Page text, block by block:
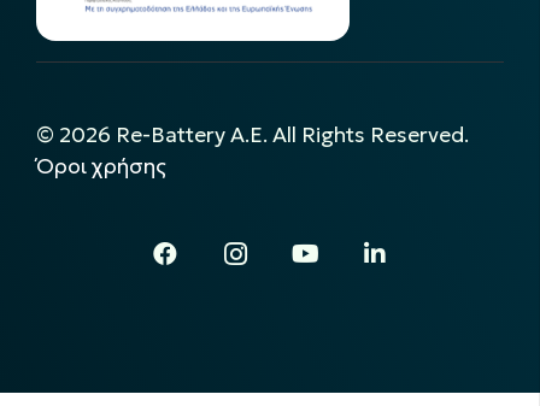
© 2026 Re-Battery A.E. All Rights Reserved.
Όροι χρήσης